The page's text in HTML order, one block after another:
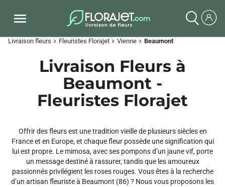
Livraison fleurs chevron_right Fleuristes Florajet chevron_right Vienne chevron_right Beaumont
Livraison Fleurs à
Beaumont -
Fleuristes Florajet
Offrir des fleurs est une tradition vieille de plusieurs siècles en
France et en Europe, et chaque fleur possède une signification qui
lui est propre. Le mimosa, avec ses pompons d’un jaune vif, porte
un message destiné à rassurer, tandis que les amoureux
passionnés privilégient les roses rouges. Vous êtes à la recherche
d’un artisan fleuriste à Beaumont (86) ? Nous vous proposons les